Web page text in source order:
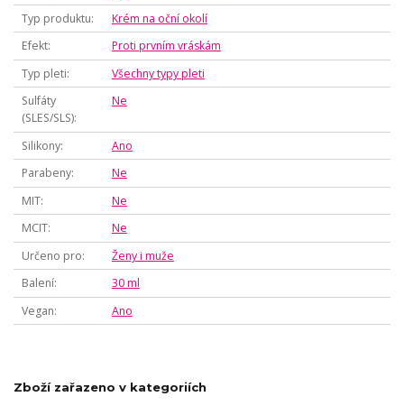
Typ produktu
Krém na oční okolí
Efekt
Proti prvním vráskám
Typ pleti
Všechny typy pleti
Sulfáty
(SLES/SLS)
Ne
Silikony
Ano
Parabeny
Ne
MIT
Ne
MCIT
Ne
Určeno pro
Ženy i muže
Balení
30 ml
Vegan
Ano
Zboží zařazeno v kategoriích